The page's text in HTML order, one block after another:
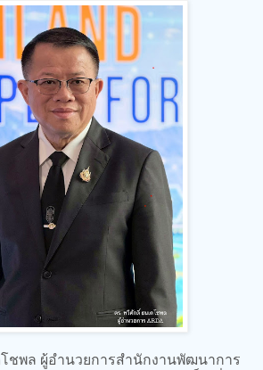
พล ผู้อำนวยการสำนักงานพัฒนาการ